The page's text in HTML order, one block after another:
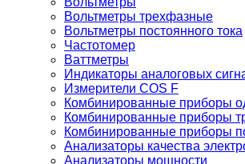
Вольтметры трехфазные
Вольтметры постоянного тока
Частотомер
Ваттметры
Индикаторы аналоговых
Измерители COS F
Комбинированные приборы
Комбинированные приборы
Комбинированные приборы
Анализаторы качества
Анализаторы мощности